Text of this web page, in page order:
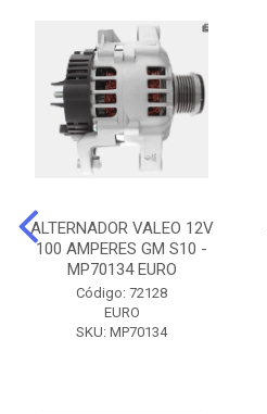
ALTERNADOR VALEO 12V
100 AMPERES GM S10 -
MP70134 EURO
Código: 72128
EURO
SKU: MP70134